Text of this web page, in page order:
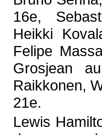
16e,
Heikki
Felipe
Grosjean
Raikkonen,
21e.
Lewis